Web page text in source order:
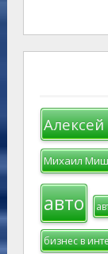
Михаил
авто
бизнес в